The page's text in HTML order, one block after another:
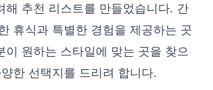
해 추천 리스트를 만들었습니다. 간
휴식과 특별한 경험을 제공하는 곳
이 원하는 스타일에 맞는 곳을 찾으
한 선택지를 드리려 합니다.